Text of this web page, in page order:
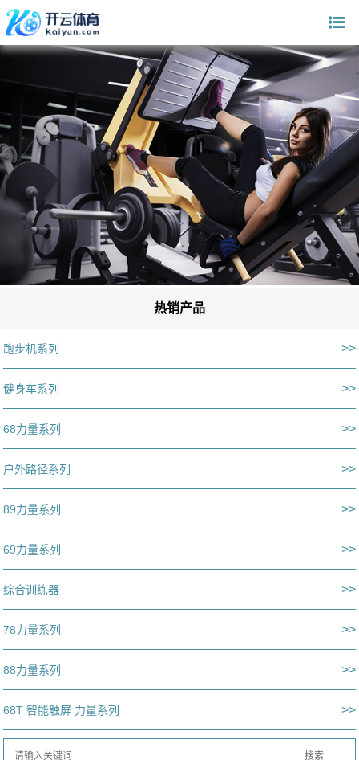
热销产品
跑步机系列 >>
健身车系列 >>
68力量系列 >>
户外路径系列 >>
89力量系列 >>
69力量系列 >>
综合训练器 >>
78力量系列 >>
88力量系列 >>
68T 智能触屏 力量系列 >>